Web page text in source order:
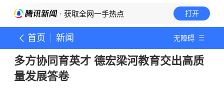
· 获取全网一手热点 打开
首页 新闻 无障碍
多方协同育英才 德宏梁河教育交出高质
量发展答卷